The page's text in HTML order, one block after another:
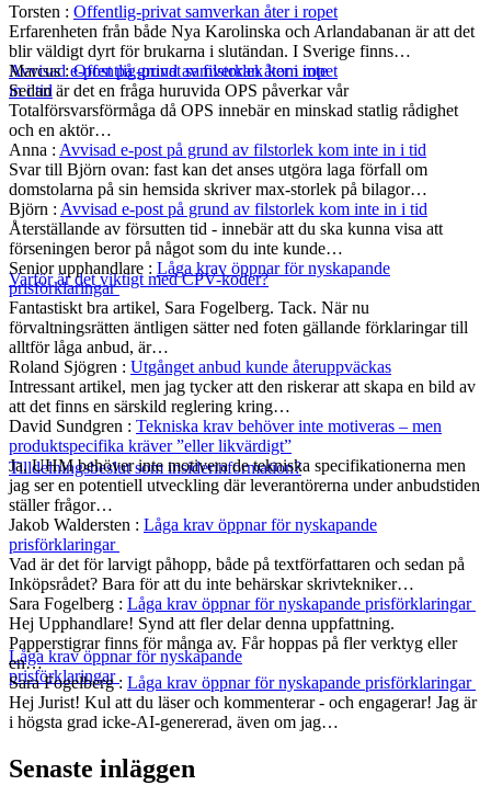
Avvisad e-post på grund av filstorlek kom inte
in i tid
Varför är det viktigt med CPV-koder?
Tilldelningsbeslut som insiderinformation?
Låga krav öppnar för nyskapande
prisförklaringar
Torsten : Offentlig-privat samverkan åter i ropet
Erfarenheten från både Nya Karolinska och Arlandabanan är att det
blir väldigt dyrt för brukarna i slutändan. I Sverige finns…
Marcus:Offentlig-privat samverkan åter i ropet
Sedan är det en fråga huruvida OPS påverkar vår
Totalförsvarsförmåga då OPS innebär en minskad statlig rådighet
och en aktör…
Anna : Avvisad e-post på grund av filstorlek kom inte in i tid
Svar till Björn ovan: fast kan det anses utgöra laga förfall om
domstolarna på sin hemsida skriver max-storlek på bilagor…
Björn : Avvisad e-post på grund av filstorlek kom inte in i tid
Återställande av försutten tid - innebär att du ska kunna visa att
förseningen beror på något som du inte kunde…
Senior upphandlare : Låga krav öppnar för nyskapande
prisförklaringar
Fantastiskt bra artikel, Sara Fogelberg. Tack. När nu
förvaltningsrätten äntligen sätter ned foten gällande förklaringar till
alltför låga anbud, är…
Roland Sjögren : Utgånget anbud kunde återuppväckas
Intressant artikel, men jag tycker att den riskerar att skapa en bild av
att det finns en särskild reglering kring…
David Sundgren : Tekniska krav behöver inte motiveras – men
produktspecifika kräver ”eller likvärdigt”
Ja, UHM behöver inte motivera de tekniska specifikationerna men
jag ser en potentiell utveckling där leverantörerna under anbudstiden
ställer frågor…
Jakob Waldersten : Låga krav öppnar för nyskapande
prisförklaringar
Vad är det för larvigt påhopp, både på textförfattaren och sedan på
Inköpsrådet? Bara för att du inte behärskar skrivtekniker…
Sara Fogelberg : Låga krav öppnar för nyskapande prisförklaringar
Hej Upphandlare! Synd att fler delar denna uppfattning.
Papperstigrar finns för många av. Får hoppas på fler verktyg eller
en…
Sara Fogelberg: Låga krav öppnar för nyskapande prisförklaringar
Hej Jurist! Kul att du läser och kommenterar - och engagerar! Jag är
i högsta grad icke-AI-genererad, även om jag…
Senaste inläggen